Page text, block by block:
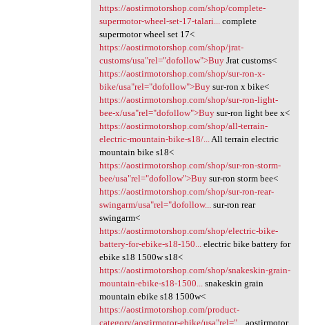
https://aostirmotorshop.com/shop/complete-
supermotor-wheel-set-17-talari...complete
supermotor wheel set 17<
https://aostirmotorshop.com/shop/jrat-
customs/usa"rel="dofollow">BuyJrat customs<
https://aostirmotorshop.com/shop/sur-ron-x-
bike/usa"rel="dofollow">Buysur-ron x bike<
https://aostirmotorshop.com/shop/sur-ron-light-
bee-x/usa"rel="dofollow">Buysur-ron light bee x<
https://aostirmotorshop.com/shop/all-terrain-
electric-mountain-bike-s18/...All terrain electric
mountain bike s18<
https://aostirmotorshop.com/shop/sur-ron-storm-
bee/usa"rel="dofollow">Buysur-ron storm bee<
https://aostirmotorshop.com/shop/sur-ron-rear-
swingarm/usa"rel="dofollow...sur-ron rear
swingarm<
https://aostirmotorshop.com/shop/electric-bike-
battery-for-ebike-s18-150...electric bike battery for
ebike s18 1500w s18<
https://aostirmotorshop.com/shop/snakeskin-grain-
mountain-ebike-s18-1500...snakeskin grain
mountain ebike s18 1500w<
https://aostirmotorshop.com/product-
category/aostirmotor-ebike/usa"rel="...
aostirmotor